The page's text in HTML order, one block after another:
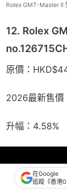
Rolex GMT-Master II
12. Rolex
原價：
2026最新售
升幅：4.58%
在Google
追蹤《香港